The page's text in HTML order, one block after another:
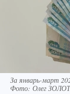
За январь-март
Фото: Олег